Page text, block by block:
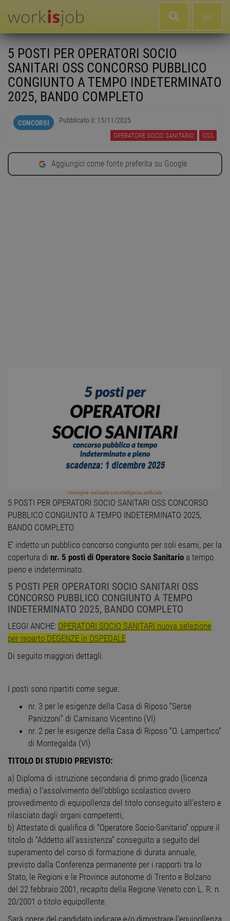
5 POSTI PER OPERATORI SOCIO
SANITARI OSS CONCORSO PUBBLICO
CONGIUNTO A TEMPO INDETERMINATO
2025, BANDO COMPLETO
CONCORSI Pubblicato il: 15/11/2025
OPERATORE SOCIO SANITARIO OSS
Aggiungici come fonte preferita su Google
Immagine realizzata con intelligenza artificiale
5 POSTI PER OPERATORI SOCIO SANITARI OSS CONCORSO
PUBBLICO CONGIUNTO A TEMPO INDETERMINATO 2025,
BANDO COMPLETO
E’ indetto un pubblico concorso congiunto per soli esami, per la
copertura di nr. 5 posti di Operatore Socio Sanitario a tempo
pieno e indeterminato.
5 POSTI PER OPERATORI SOCIO SANITARI OSS
CONCORSO PUBBLICO CONGIUNTO A TEMPO
INDETERMINATO 2025, BANDO COMPLETO
LEGGI ANCHE: OPERATORI SOCIO SANITARI nuova selezione
per reparto DEGENZE in OSPEDALE
Di seguito maggiori dettagli.
I posti sono ripartiti come segue:
nr. 3 per le esigenze della Casa di Riposo “Serse
Panizzoni” di Camisano Vicentino (VI)
nr. 2 per le esigenze della Casa di Riposo “O. Lampertico”
di Montegalda (VI)
TITOLO DI STUDIO PREVISTO:
a) Diploma di istruzione secondaria di primo grado (licenza
media) o l’assolvimento dell’obbligo scolastico ovvero
provvedimento di equipollenza del titolo conseguito all’estero e
rilasciato dagli organi competenti;
b) Attestato di qualifica di “Operatore Socio-Sanitario” oppure il
titolo di “Addetto all’assistenza” conseguito a seguito del
superamento del corso di formazione di durata annuale,
previsto dalla Conferenza permanente per i rapporti tra lo
Stato, le Regioni e le Province autonome di Trento e Bolzano
del 22 febbraio 2001, recapito della Regione Veneto con L. R. n.
20/2001 o titolo equipollente.